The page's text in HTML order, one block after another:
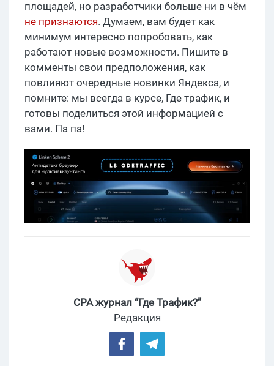
площадей, но разработчики больше ни в чём
не признаются. Думаем, вам будет как
минимум интересно попробовать, как
работают новые возможности. Пишите в
комменты свои предположения, как
повлияют очередные новинки Яндекса, и
помните: мы всегда в курсе, Где трафик, и
готовы поделиться этой информацией с
вами. Па па!
CPA журнал “Где Трафик?”
Редакция